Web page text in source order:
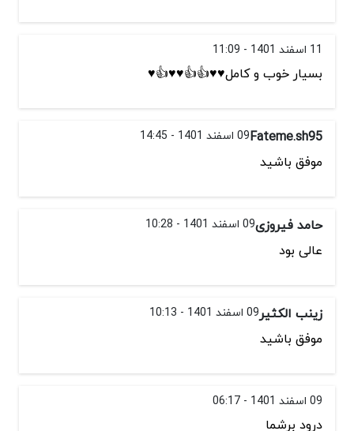
11 اسفند 1401 - 11:09
بسیار خوب و کامل♥️♥️👍👍♥️♥️👍♥️
Fateme.sh9509 اسفند 1401 - 14:45
موفق باشید
حامد فیروزی09 اسفند 1401 - 10:28
عالی بود
زینب الکثیر09 اسفند 1401 - 10:13
موفق باشید
09 اسفند 1401 - 06:17
درود برشما